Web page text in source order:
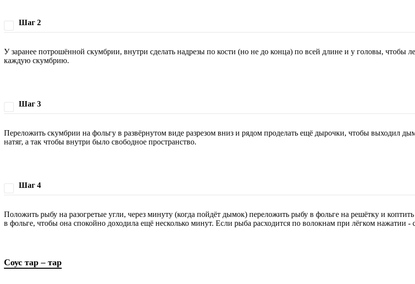
Шаг 2
У заранее потрошённой скумбрии, внутри сделать надрезы по кости (но не до конца) по всей длине и у головы, чтобы
каждую скумбрию.
Шаг 3
Переложить скумбрии на фольгу в развёрнутом виде разрезом вниз и рядом проделать ещё дырочки, чтобы выходил
натяг, а так чтобы внутри было свободное пространство.
Шаг 4
Положить рыбу на разогретые угли, через минуту (когда пойдёт дымок) переложить рыбу в фольге на решётку и
в фольге, чтобы она спокойно доходила ещё несколько минут. Если рыба расходится по волокнам при лёгком нажатии -
Соус тар – тар